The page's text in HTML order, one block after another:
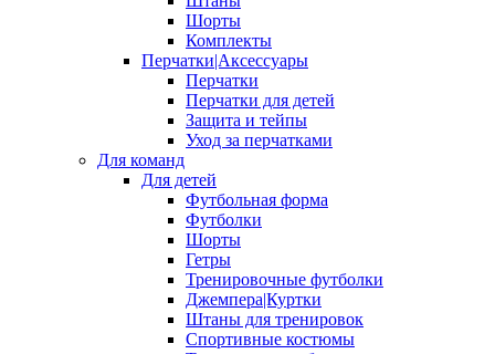
Шорты
Комплекты
Перчатки|Аксессуары
Перчатки
Перчатки для детей
Защита и тейпы
Уход за перчатками
Для команд
Для детей
Футбольная форма
Футболки
Шорты
Гетры
Тренировочные футболки
Джемпера|Куртки
Штаны для тренировок
Спортивные костюмы